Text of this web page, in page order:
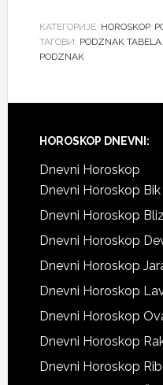
КАТЕГОРИЈЕ: HOROSKOP,
ТАГОВИ: PODZNAK TABELA,
PODZNAK
HOROSKOP DNEVNI:
Dnevni Horoskop
Dnevni Horoskop Bik
Dnevni Horoskop
Dnevni Horoskop
Dnevni Horoskop
Dnevni Horoskop
Dnevni Horoskop
Dnevni Horoskop
Dnevni Horoskop